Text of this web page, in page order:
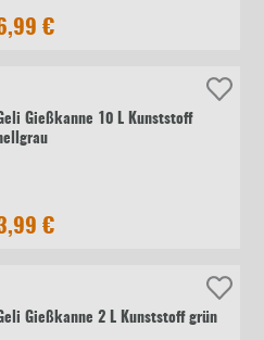
€
Gießkanne 10 L Kunststoff
hellgrau
€
Gießkanne 2 L Kunststoff grün